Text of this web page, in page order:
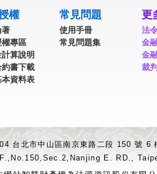
權
著
權專區
算說明
書下載
資料表
常見問題
使用手冊
常見問題集
更
法
金
金
裁
台北市中山區南京東路二段 150 號 6
E. RD.,